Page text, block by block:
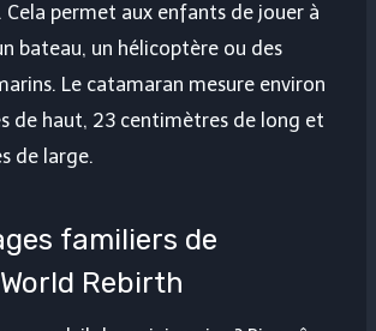
Cela permet aux enfants de jouer à
bateau, un hélicoptère ou des
Le catamaran mesure environ
de haut, 23 centimètres de long et
de large.
familiers de
Rebirth